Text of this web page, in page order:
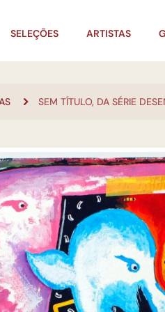
SELEÇÕES ARTISTAS
SEM TÍTULO, DA SÉRIE